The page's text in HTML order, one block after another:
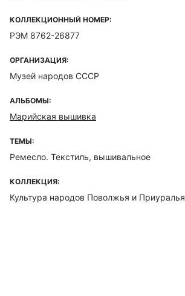
КОЛЛЕКЦИОННЫЙ НОМЕР:
РЭМ 8762-26877
ОРГАНИЗАЦИЯ:
Музей народов СССР
АЛЬБОМЫ:
Марийская вышивка
ТЕМЫ:
Ремесло. Текстиль, вышивальное
КОЛЛЕКЦИЯ:
Культура народов Поволжья и Приуралья